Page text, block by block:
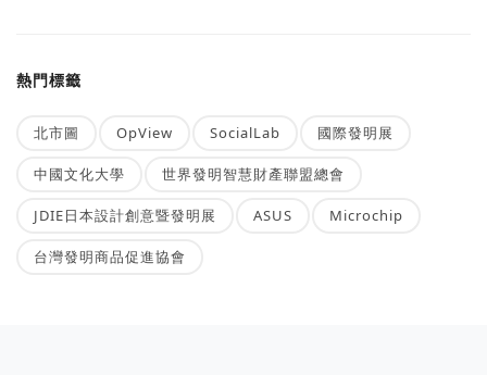
熱門標籤
北市圖 OpView SocialLab 國際發明展
中國文化大學 世界發明智慧財產聯盟總會
JDIE日本設計創意暨發明展 ASUS Microchip
台灣發明商品促進協會